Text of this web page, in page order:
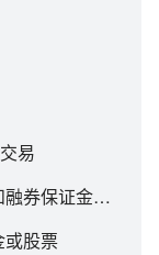
易
如何查看某只股票的融资保证金率和融券保证金率，各项的含义是什么
或股票